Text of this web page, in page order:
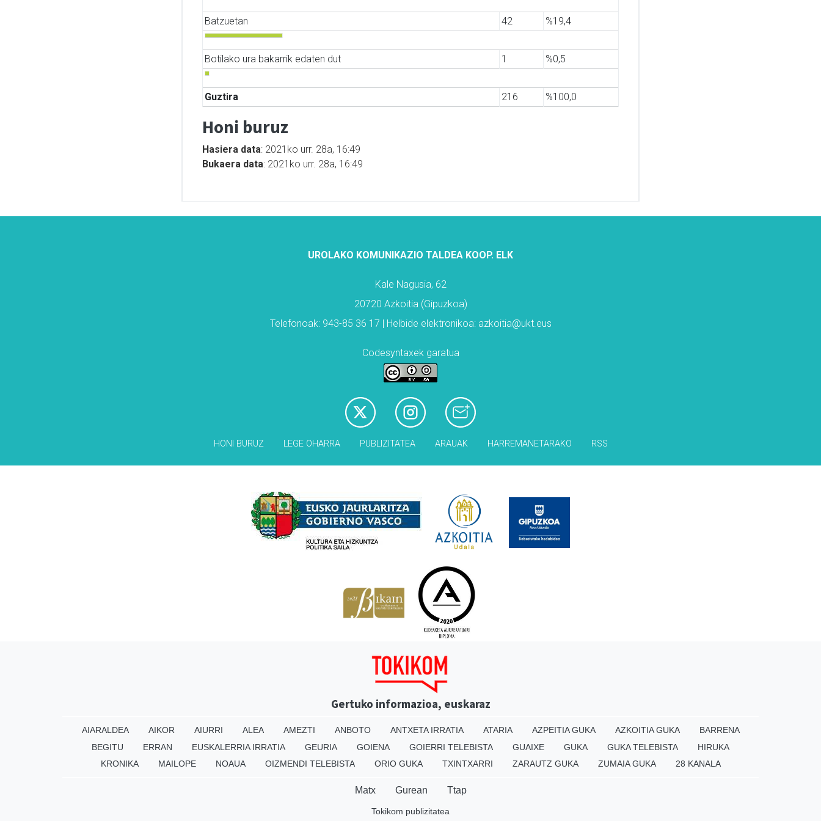
Batzuetan 42 %19,4
Botilako ura bakarrik edaten dut 1 %0,5
Guztira 216 %100,0
Honi buruz
Hasiera data: 2021ko urr. 28a, 16:49
Bukaera data: 2021ko urr. 28a, 16:49
UROLAKO KOMUNIKAZIO TALDEA KOOP. ELK
Kale Nagusia, 62
20720 Azkoitia (Gipuzkoa)
Telefonoak: 943-85 36 17 | Helbide elektronikoa: azkoitia@ukt.eus
Codesyntaxek garatua
HONI BURUZ LEGE OHARRA PUBLIZITATEA ARAUAK HARREMANETARAKO RSS
Gertuko informazioa, euskaraz
AIARALDEA AIKOR AIURRI ALEA AMEZTI ANBOTO ANTXETA IRRATIA ATARIA AZPEITIA GUKA AZKOITIA GUKA
BARRENA
BEGITU
ERRAN EUSKALERRIA IRRATIA GEURIA GOIENA GOIERRI TELEBISTA GUAIXE GUKA GUKA TELEBISTA
HIRUKA
KRONIKA
MAILOPE NOAUA OIZMENDI TELEBISTA ORIO GUKA TXINTXARRI ZARAUTZ GUKA ZUMAIA GUKA 28 KANALA
Matx Gurean Ttap
Tokikom publizitatea